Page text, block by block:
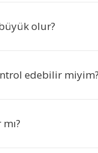
olur?
edebilir miyim?